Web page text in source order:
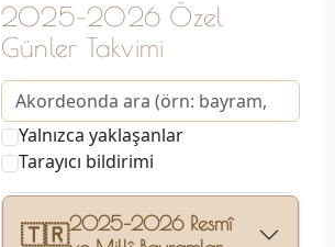
2025–2026 Özel
Günler Takvimi
Yalnızca yaklaşanlar
Tarayıcı bildirimi
🇹🇷2025–2026 Resmî